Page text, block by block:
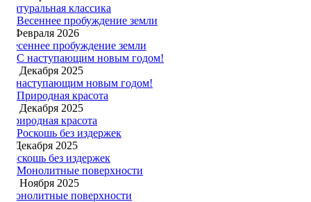
Натуральная классика
3 Февраля 2026
Весеннее пробуждение земли
31 Декабря 2025
С наступающим новым годом!
18 Декабря 2025
Природная красота
7 Декабря 2025
Роскошь без издержек
30 Ноября 2025
Монолитные поверхности